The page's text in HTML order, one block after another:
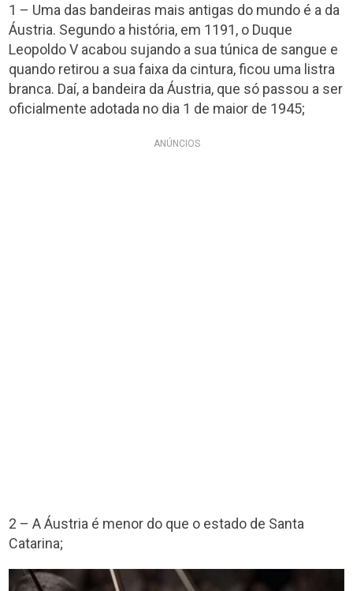
1 – Uma das bandeiras mais antigas do mundo é a da
Áustria. Segundo a história, em 1191, o Duque
Leopoldo V acabou sujando a sua túnica de sangue e
quando retirou a sua faixa da cintura, ficou uma listra
branca. Daí, a bandeira da Áustria, que só passou a ser
oficialmente adotada no dia 1 de maior de 1945;
ANÚNCIOS
2 – A Áustria é menor do que o estado de Santa
Catarina;